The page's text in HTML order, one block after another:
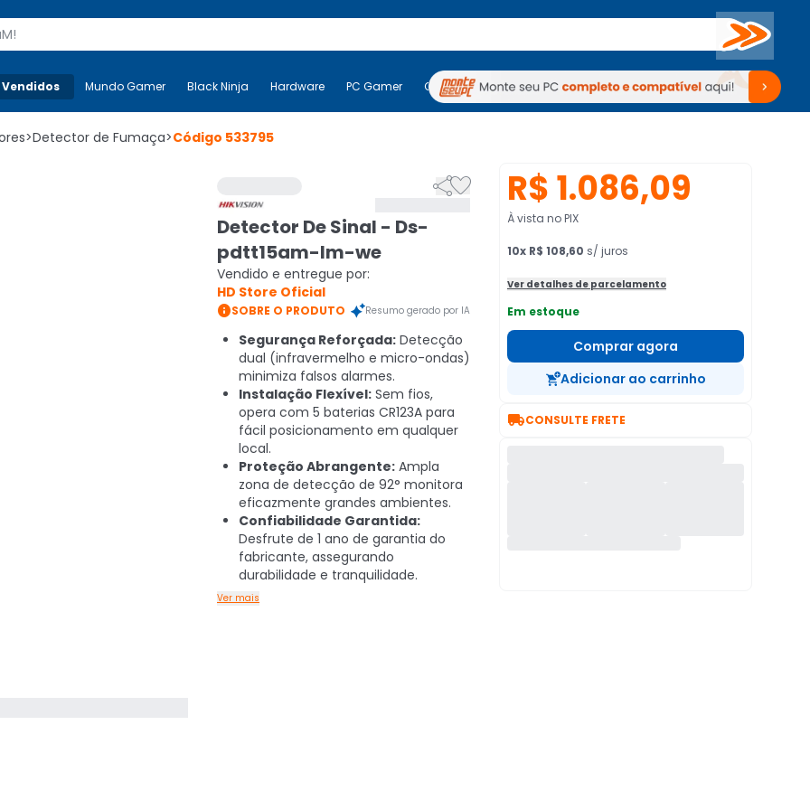
Buscar
Mais-v- Mundo Gamer Black Ninja Hardware PC Gamer Computadores Periféricos TV Venda no KaBuM!
Mundo Gamer Black Ninja Hardware PC Gamer Computadores Periféricos TV Venda no KaBuM!
>Detector de Fumaça>Código 533795

Detector De Sinal - Ds-
pdtt15am-lm-we
Vendido e entregue por:
HD Store Oficial
SOBRE O PRODUTO Resumo gerado por IA
Segurança Reforçada: Detecção
dual (infravermelho e micro-ondas)
minimiza falsos alarmes.
Instalação Flexível: Sem fios,
opera com 5 baterias CR123A para
fácil posicionamento em qualquer
local.
Proteção Abrangente: Ampla
zona de detecção de 92° monitora
eficazmente grandes ambientes.
Confiabilidade Garantida:
Desfrute de 1 ano de garantia do
fabricante, assegurando
durabilidade e tranquilidade.
Ver mais
R$ 1.086,09
À vista no PIX
10x R$ 108,60 s/ juros
Ver detalhes de parcelamento
Em estoque
Comprar agora
Adicionar ao carrinho
CONSULTE FRETE